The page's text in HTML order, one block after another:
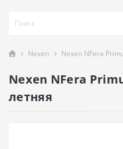
Nexen Nexen NFera
Nexen NFera
летняя